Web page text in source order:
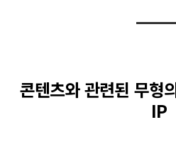
콘텐츠와 관련된 무형
IP